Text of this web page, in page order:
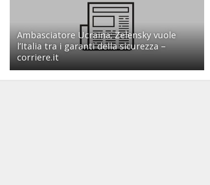
Ambasciatore Ucraina: Zelensky vuole
l’Italia tra i garanti della sicurezza –
corriere.it